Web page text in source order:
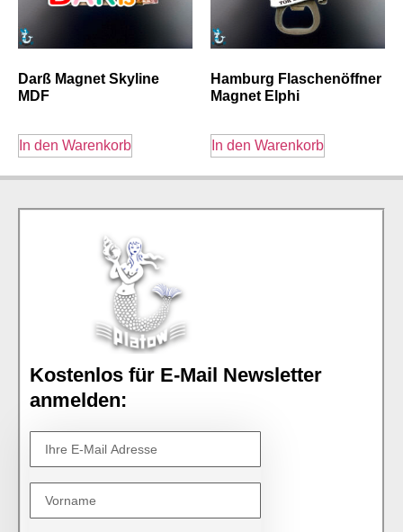
Darß Magnet Skyline
MDF
In den Warenkorb
Hamburg Flaschenöffner
Magnet Elphi
In den Warenkorb
Kostenlos für E-Mail Newsletter
anmelden: